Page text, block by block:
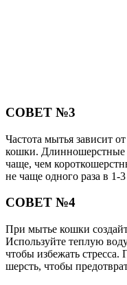
СОВЕТ №3
Частота мытья зависит
кошки. Длинношерстные
чаще, чем
не чаще одного раза в 1-
СОВЕТ №4
При мытье кошки
Используйте теплую
чтобы избежать
шерсть, чтобы